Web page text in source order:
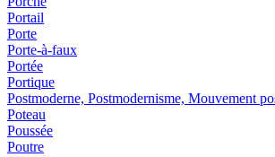
Portail
Porte
Porte-à-faux
Portée
Portique
Postmoderne, Postmodernisme, Mouvement
Poteau
Poussée
Poutre